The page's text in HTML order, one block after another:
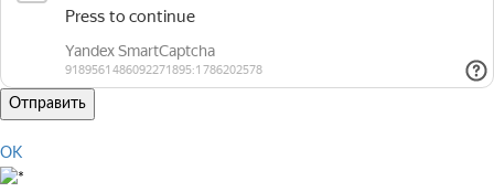
Отправить
OK